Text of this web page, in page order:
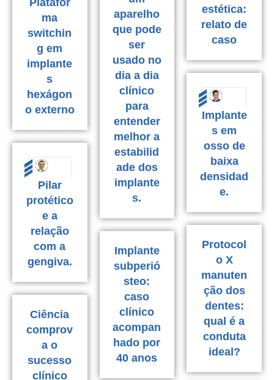
estética:
relato de
caso
aparelho
que pode
ser
usado no
dia a dia
clínico
para
entender
melhor a
estabilid
ade dos
implante
s.
Platafor
ma
switchin
g em
implante
s
hexágon
o externo
Implante
s em
osso de
baixa
densidad
e.
Pilar
protético
e a
relação
com a
gengiva.
Protocol
o X
manuten
ção dos
dentes:
qual é a
conduta
ideal?
Implante
subperió
steo:
caso
clínico
acompan
hado por
40 anos
Ciência
comprov
a o
sucesso
clínico